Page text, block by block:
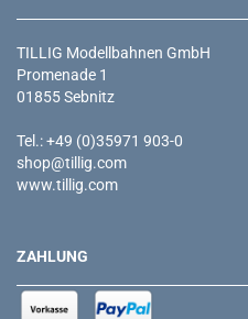
TILLIG Modellbahnen GmbH
Promenade 1
01855 Sebnitz
Tel.: +49 (0)35971 903-0
shop@tillig.com
www.tillig.com
ZAHLUNG